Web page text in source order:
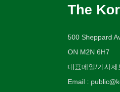
The
500 Sheppard
ON M2N 6H7
대표메일/기사제
Email :